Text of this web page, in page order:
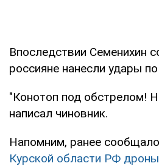
Впоследствии Семенихин
россияне нанесли удары
"Конотоп под обстрелом!
написал чиновник.
Напомним, ранее
Курской области РФ